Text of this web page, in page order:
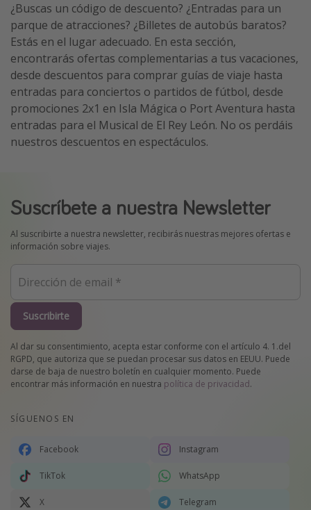
¿Buscas un código de descuento? ¿Entradas para un
parque de atracciones? ¿Billetes de autobús baratos?
Estás en el lugar adecuado. En esta sección,
encontrarás ofertas complementarias a tus vacaciones,
desde descuentos para comprar guías de viaje hasta
entradas para conciertos o partidos de fútbol, desde
promociones 2x1 en Isla Mágica o Port Aventura hasta
entradas para el Musical de El Rey León. No os perdáis
nuestros descuentos en espectáculos.
Suscríbete a nuestra Newsletter
Al suscribirte a nuestra newsletter, recibirás nuestras mejores ofertas e
información sobre viajes.
Suscribirte
Al dar su consentimiento, acepta estar conforme con el artículo 4. 1.del
RGPD, que autoriza que se puedan procesar sus datos en EEUU. Puede
darse de baja de nuestro boletín en cualquier momento. Puede
encontrar más información en nuestra política de privacidad.
SÍGUENOS EN
Facebook Instagram
TikTok WhatsApp
X Telegram